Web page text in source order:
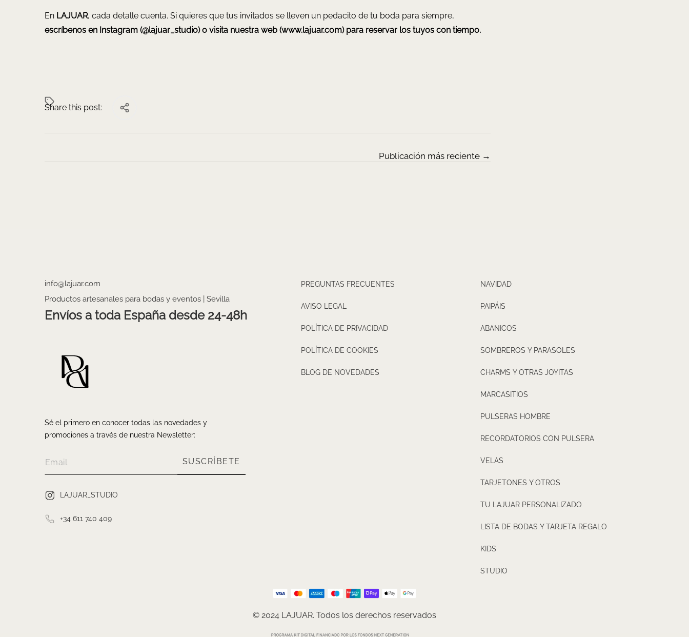
En LAJUAR, cada detalle cuenta. Si quieres que tus invitados se lleven un pedacito de tu boda para siempre,
escríbenos en Instagram (@lajuar_studio) o visita nuestra web (www.lajuar.com) para reservar los tuyos con tiempo.
Share this post:
Publicación más reciente →
info@lajuar.com
Productos artesanales para bodas y eventos | Sevilla
Envíos a toda España desde 24-48h
Sé el primero en conocer todas las novedades y
promociones a través de nuestra Newsletter:
SUSCRÍBETE
LAJUAR_STUDIO
+34 611 740 409
PREGUNTAS FRECUENTES
AVISO LEGAL
POLÍTICA DE PRIVACIDAD
POLÍTICA DE COOKIES
BLOG DE NOVEDADES
NAVIDAD
PAIPÁIS
ABANICOS
SOMBREROS Y PARASOLES
CHARMS Y OTRAS JOYITAS
MARCASITIOS
PULSERAS HOMBRE
RECORDATORIOS CON PULSERA
VELAS
TARJETONES Y OTROS
TU LAJUAR PERSONALIZADO
LISTA DE BODAS Y TARJETA REGALO
KIDS
STUDIO
© 2024 LAJUAR. Todos los derechos reservados